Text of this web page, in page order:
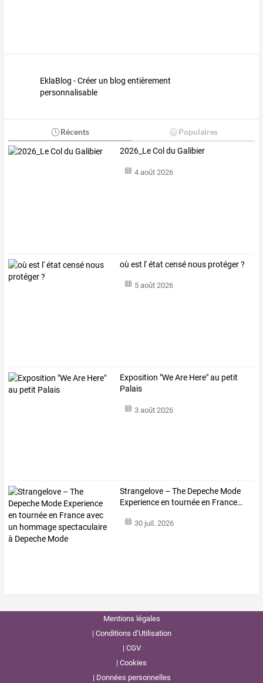
EklaBlog - Créer un blog entièrement
personnalisable
Récents Populaires
2026_Le Col du Galibier
4 août 2026
où est l' état censé nous protéger ?
5 août 2026
Exposition "We Are Here" au petit
Palais
3 août 2026
Strangelove – The Depeche Mode
Experienceen tournéeen France…
30 juil. 2026
Mentions légales
Conditions d’Utilisation
CGV
Cookies
Données personnelles